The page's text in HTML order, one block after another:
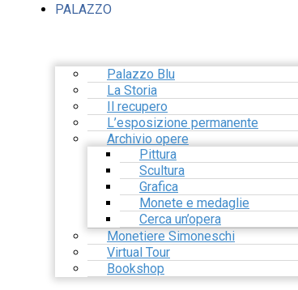
PALAZZO
Palazzo Blu
La Storia
Il recupero
L’esposizione permanente
Archivio opere
Pittura
Scultura
Grafica
Monete e medaglie
Cerca un’opera
Monetiere Simoneschi
Virtual Tour
Bookshop